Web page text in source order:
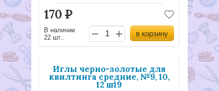
170 Р
В наличии
22 шт..
в корзину
Иглы черно-золотые для
квилтинга средние, №9, 10,
12 ш19